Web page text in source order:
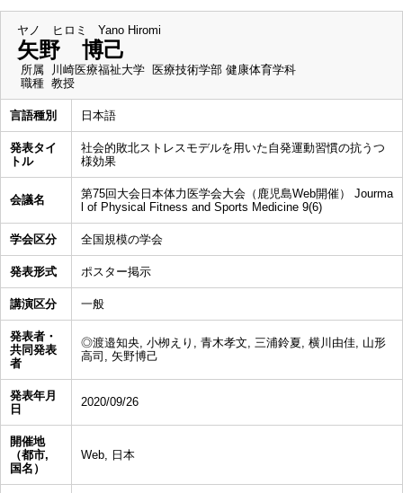
ヤノ ヒロミ Yano Hiromi
矢野 博己
所属
川崎医療福祉大学 医療技術学部 健康体育学科
職種 教授
言語種別 日本語
発表タイ
トル
社会的敗北ストレスモデルを用いた自発運動習慣の抗うつ
様効果
会議名
第75回大会日本体力医学会大会（鹿児島Web開催） Jourma
l of Physical Fitness and Sports Medicine 9(6)
学会区分 全国規模の学会
発表形式 ポスター掲示
講演区分 一般
発表者・
共同発表
者
◎渡邉知央, 小栁えり, 青木孝文, 三浦鈴夏, 横川由佳, 山形
高司, 矢野博己
発表年月
日
2020/09/26
開催地
（都市,
国名）
Web, 日本